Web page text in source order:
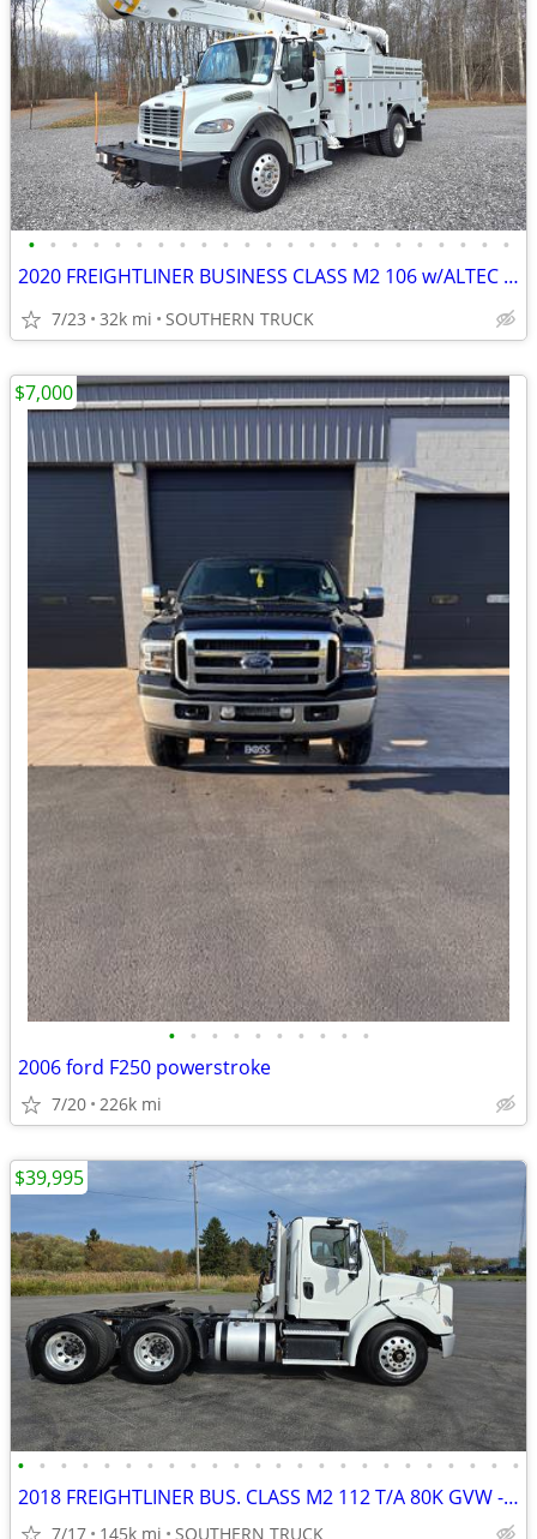
• • • • • • • • • • • • • • • • • • • • • • •
2020 FREIGHTLINER BUSINESS CLASS M2 106 w/ALTEC 61' INSULATED⚡BOOM
7/23 32k mi SOUTHERN TRUCK
• • • • • • • • • •
2006 ford F250 powerstroke
7/20 226k mi
$7,000
• • • • • • • • • • • • • • • • • • • • • • • •
2018 FREIGHTLINER BUS. CLASS M2 112 T/A 80K GVW - DD13 & AUTO TRANS
7/17 145k mi SOUTHERN TRUCK
$39,995